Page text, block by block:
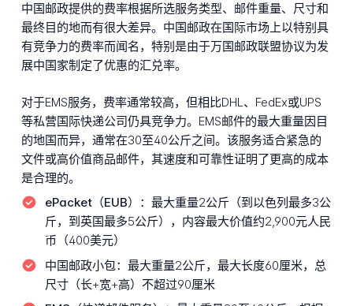
中国邮政提供的费率根据所选服务类型、邮件重量、尺寸和
最终目的地而有很大差异。中国邮政在国际市场上以特别具
有竞争力的费率而闻名，特别是由于万国邮政联盟协议为发
展中国家制定了优惠的汇兑率。
对于EMS服务，费率通常较高，但相比DHL、FedEx或UPS
等私营国际快递公司仍具竞争力。EMS邮件的最大重量因目
的地国而异，通常在30至40公斤之间。该服务适合紧急的
文件或高价值商品邮件，其速度和可靠性证明了更高的成本
是合理的。
ePacket（EUB）： 最大重量2公斤（到以色列最多3公
斤，到英国最多5公斤），内容最大价值约2,900元人民
币（400美元）
中国邮政小包： 最大重量2公斤，最大长度60厘米，总
尺寸（长+宽+高）不超过90厘米